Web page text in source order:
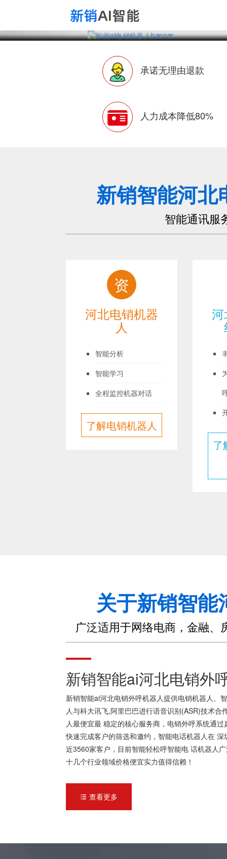
承诺无理由退款
人力成本降低80%
新销智能河北
智能通讯服
资
河北电销机器
智能分析
智能学习
全程监控机器对话
了解电销机器人
关于新销智
广泛适用于网络电商，金融
新销智能ai河北电销外
新销智能ai河北电销外呼机器人提供电销机器人、
人与科大讯飞,阿里巴巴进行语音识别(ASR)技术
人最便宜最 稳定的核心服务商，电销外呼系统通
快速完成客户的筛选和邀约，智能电话机器人在
近3560家客户，目前智能轻松呼智能电 话机器人
十几个行业领域价格便宜实力值得信赖！
 查看更多